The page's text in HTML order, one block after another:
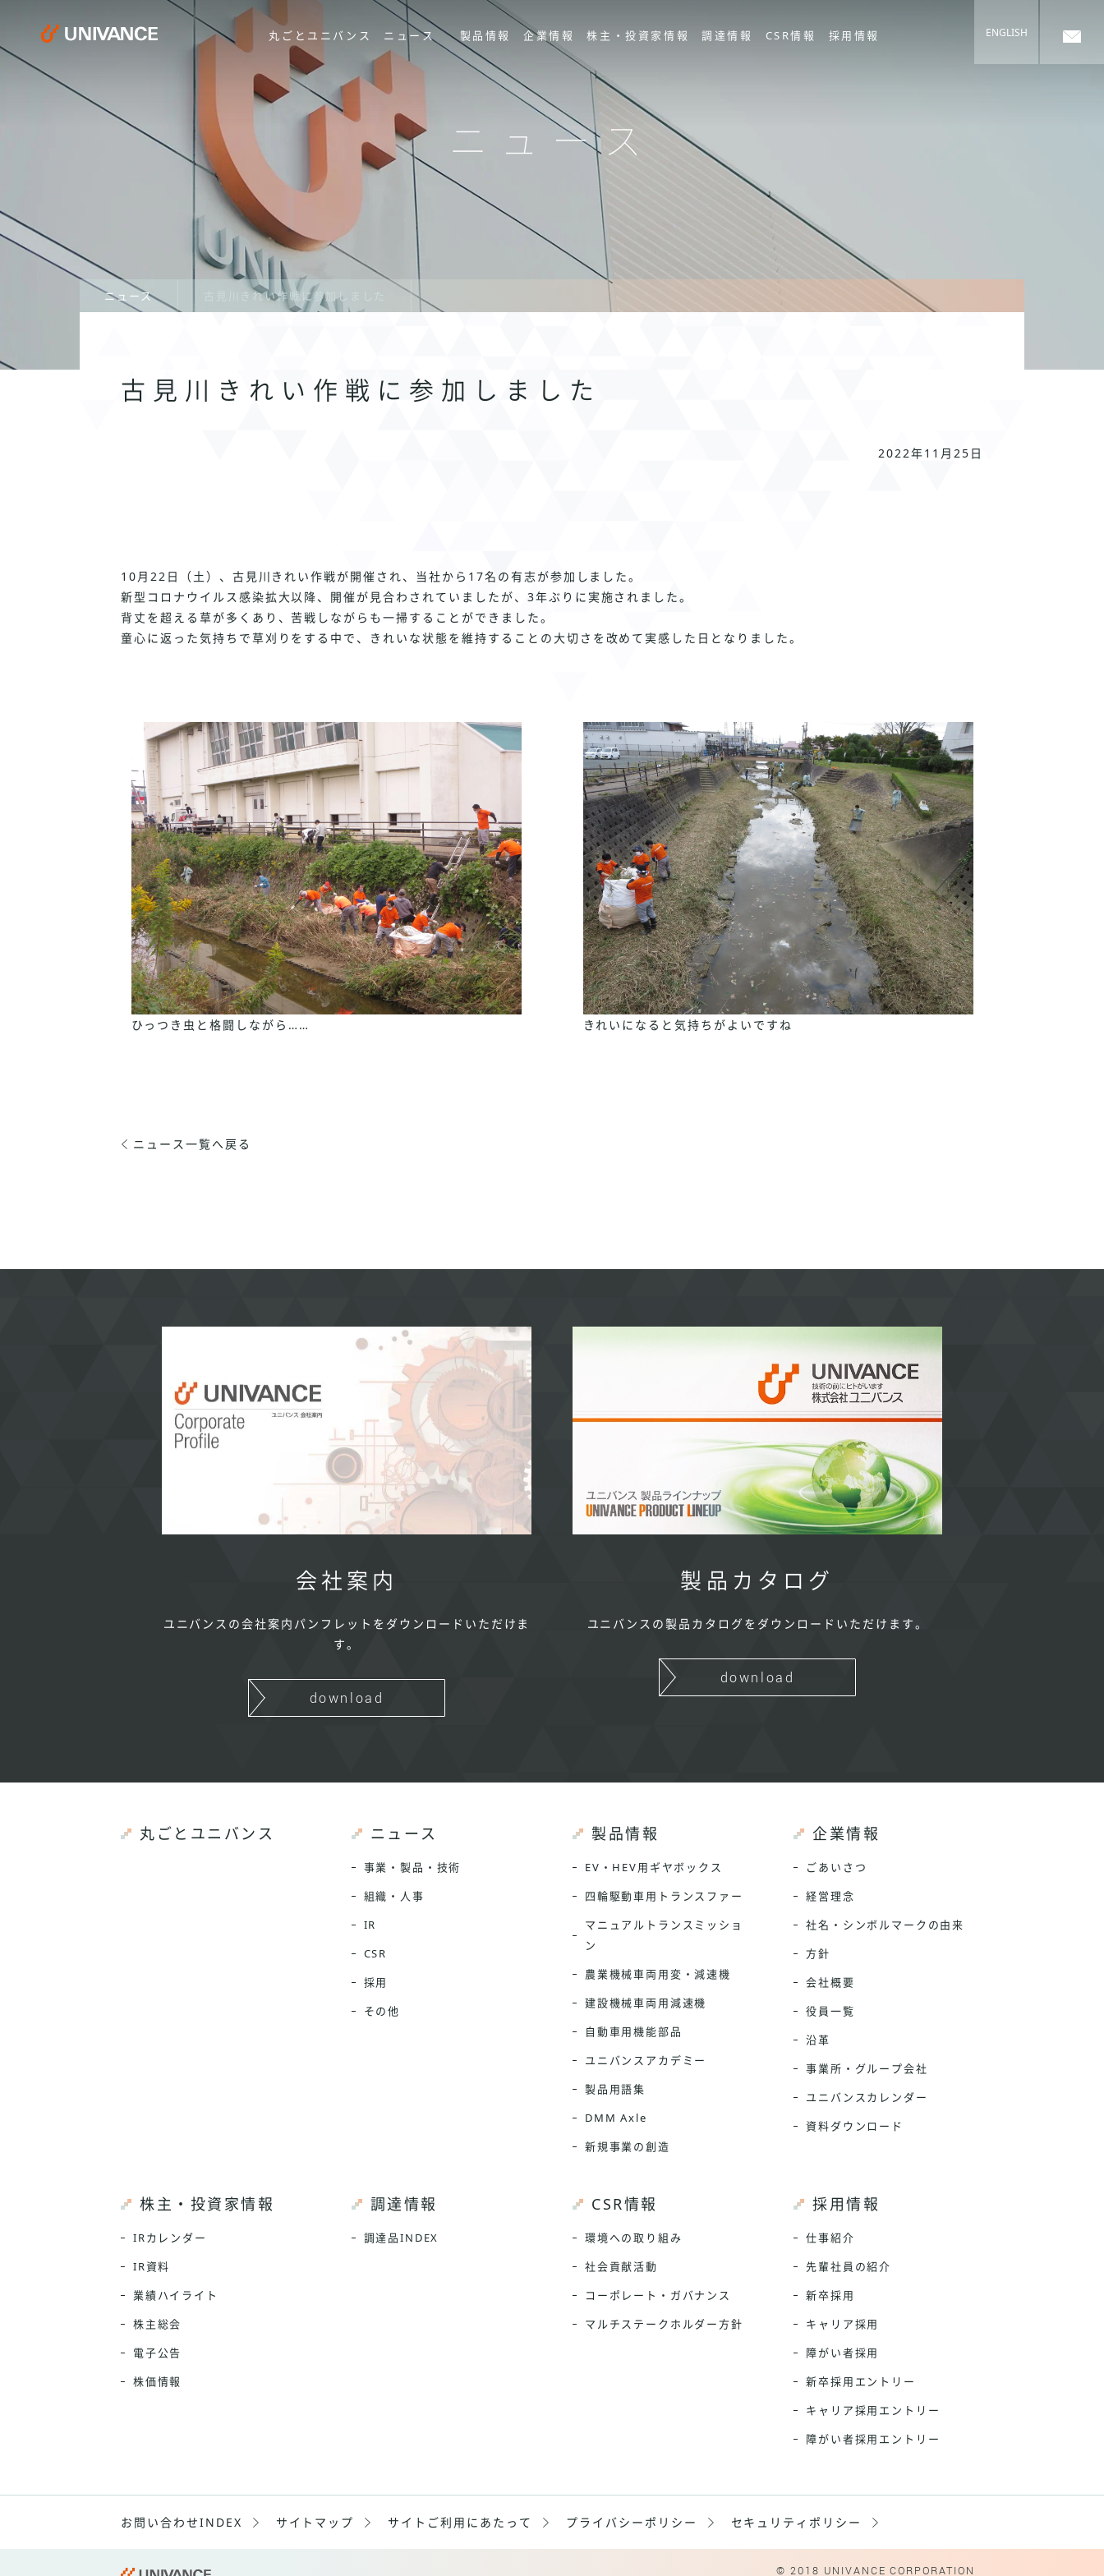
丸ごとユニバンス ニュース 製品情報 企業情報 株主・投資家情報 調達情報 CSR情報 採用情報 ENGLISH
ニュース
ニュース 古見川きれい作戦に参加しました
古見川きれい作戦に参加しました
2022年11月25日
10月22日（土）、古見川きれい作戦が開催され、当社から17名の有志が参加しました。
新型コロナウイルス感染拡大以降、開催が見合わされていましたが、3年ぶりに実施されました。
背丈を超える草が多くあり、苦戦しながらも一掃することができました。
童心に返った気持ちで草刈りをする中で、きれいな状態を維持することの大切さを改めて実感した日となりました。
ひっつき虫と格闘しながら…… きれいになると気持ちがよいですね
ニュース一覧へ戻る
会社案内
ユニバンスの会社案内パンフレットをダウンロードいただけま
す。
download
製品カタログ
ユニバンスの製品カタログをダウンロードいただけます。
download
丸ごとユニバンス ニュース
事業・製品・技術
組織・人事
IR
CSR
採用
その他
製品情報
EV・HEV用ギヤボックス
四輪駆動車用トランスファー
マニュアルトランスミッショ
ン
農業機械車両用変・減速機
建設機械車両用減速機
自動車用機能部品
ユニバンスアカデミー
製品用語集
DMM Axle
新規事業の創造
企業情報
ごあいさつ
経営理念
社名・シンボルマークの由来
方針
会社概要
役員一覧
沿革
事業所・グループ会社
ユニバンスカレンダー
資料ダウンロード
株主・投資家情報
IRカレンダー
IR資料
業績ハイライト
株主総会
電子公告
株価情報
調達情報
調達品INDEX
CSR情報
環境への取り組み
社会貢献活動
コーポレート・ガバナンス
マルチステークホルダー方針
採用情報
仕事紹介
先輩社員の紹介
新卒採用
キャリア採用
障がい者採用
新卒採用エントリー
キャリア採用エントリー
障がい者採用エントリー
お問い合わせINDEX サイトマップ サイトご利用に あたって プライバシー ポリシー セキュリティ ポリシー
© 2018 UNIVANCE CORPORATION